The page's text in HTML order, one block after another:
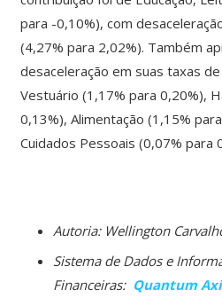
para -0,10%), com
(4,27% para 2,02%). Também
desaceleração em suas taxas
Vestuário (1,17% para 0,20%),
0,13%), Alimentação (1,15%
Cuidados Pessoais (0,07% para
Autoria: Wellington
Sistema de Dados e
Financeiras: Quantum